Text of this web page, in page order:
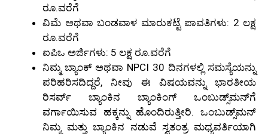
ರೂ.ವರೆಗೆ
ವಿಮೆ ಅಥವಾ ಬಂಡವಾಳ ಮಾರುಕಟ್ಟೆ ಪಾವತಿಗಳು: 2 ಲಕ್ಷ
ರೂ.ವರೆಗೆ
ಐಪಿಒ ಅರ್ಜಿಗಳು: 5 ಲಕ್ಷ ರೂ.ವರೆಗೆ
ನಿಮ್ಮ ಬ್ಯಾಂಕ್ ಅಥವಾ NPCI 30 ದಿನಗಳಲ್ಲಿ ಸಮಸ್ಯೆಯನ್ನು
ಪರಿಹರಿಸದಿದ್ದರೆ, ನೀವು ಈ ವಿಷಯವನ್ನು ಭಾರತೀಯ
ರಿಸರ್ವ್ ಬ್ಯಾಂಕಿನ
ಬ್ಯಾಂಕಿಂಗ್ ಒಂಬುಡ್ಸ್‌ಮನ್‌ಗೆ
ವರ್ಗಾಯಿಸುವ ಹಕ್ಕನ್ನು ಹೊಂದಿರುತ್ತೀರಿ. ಒಂಬುಡ್ಸ್‌ಮನ್
ನಿಮ್ಮ ಮತ್ತು ಬ್ಯಾಂಕಿನ ನಡುವೆ ಸ್ವತಂತ್ರ ಮಧ್ಯವರ್ತಿಯಾಗಿ